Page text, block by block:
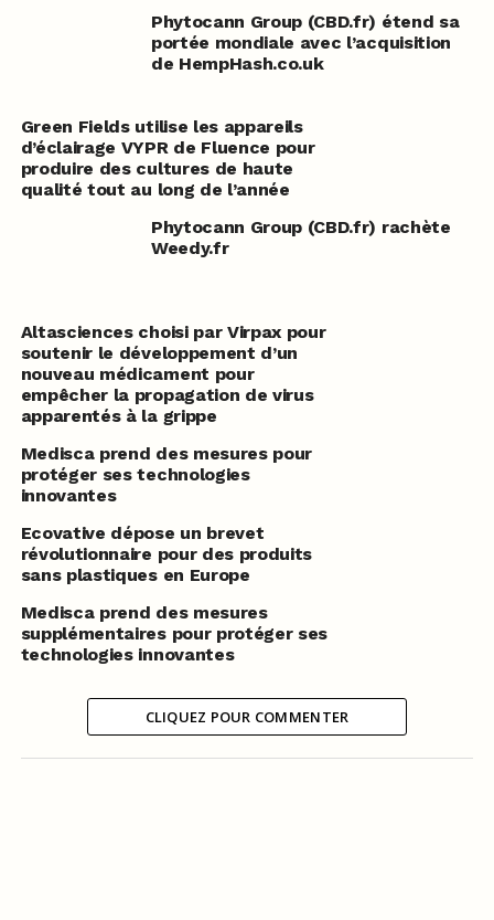
Phytocann Group (CBD.fr) étend sa
portée mondiale avec l’acquisition
de HempHash.co.uk
Green Fields utilise les appareils
d’éclairage VYPR de Fluence pour
produire des cultures de haute
qualité tout au long de l’année
Phytocann Group (CBD.fr) rachète
Weedy.fr
Altasciences choisi par Virpax pour
soutenir le développement d’un
nouveau médicament pour
empêcher la propagation de virus
apparentés à la grippe
Medisca prend des mesures pour
protéger ses technologies
innovantes
Ecovative dépose un brevet
révolutionnaire pour des produits
sans plastiques en Europe
Medisca prend des mesures
supplémentaires pour protéger ses
technologies innovantes
CLIQUEZ POUR COMMENTER